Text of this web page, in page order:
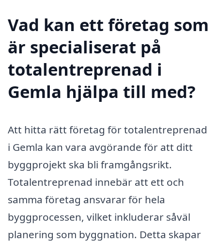
Vad kan ett företag som
är specialiserat på
totalentreprenad i
Gemla hjälpa till med?
Att hitta rätt företag för totalentreprenad
i Gemla kan vara avgörande för att ditt
byggprojekt ska bli framgångsrikt.
Totalentreprenad innebär att ett och
samma företag ansvarar för hela
byggprocessen, vilket inkluderar såväl
planering som byggnation. Detta skapar